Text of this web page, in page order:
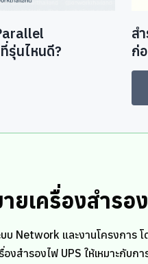
รุ่นไหนดี?
ส
ก่
เครื่องสำรอ
บ Network และงานโครงการ
สำรองไฟ UPS ให้เหมาะกับกา